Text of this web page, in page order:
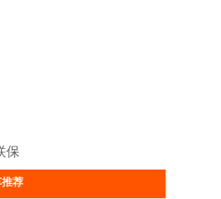
保
荐